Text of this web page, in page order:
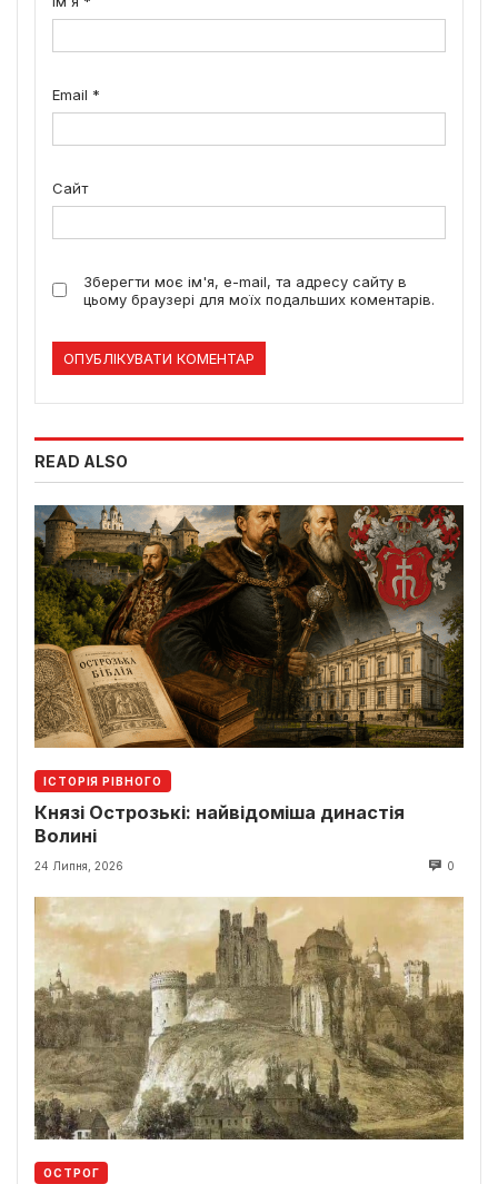
Email *
Сайт
Зберегти моє ім'я, e-mail, та адресу сайту в
цьому браузері для моїх подальших коментарів.
READ ALSO
ІСТОРІЯ РІВНОГО
Князі Острозькі: найвідоміша династія
Волині
24 Липня, 2026 0
ОСТРОГ